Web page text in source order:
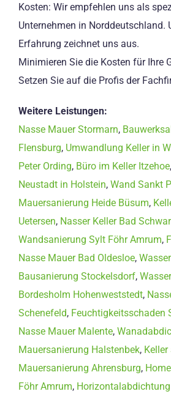
Kosten: Wir empfehlen uns als
Unternehmen in Norddeutschland.
Erfahrung zeichnet uns aus.
Minimieren Sie die Kosten für Ihre
Setzen Sie auf die Profis der
Weitere Leistungen:
Nasse Mauer Stormarn,
Flensburg, Umwandlung Keller in
Peter Ording, Büro im Keller Itzehoe,
Neustadt in Holstein, Wand Sankt
Mauersanierung Heide Büsum,
Uetersen, Nasser Keller Bad
Wandsanierung Sylt Föhr Amrum,
Nasse Mauer Bad Oldesloe,
Bausanierung Stockelsdorf,
Bordesholm Hohenweststedt,
Schenefeld, Feuchtigkeitsschaden
Nasse Mauer Malente,
Mauersanierung Halstenbek,
Mauersanierung Ahrensburg,
Föhr Amrum,